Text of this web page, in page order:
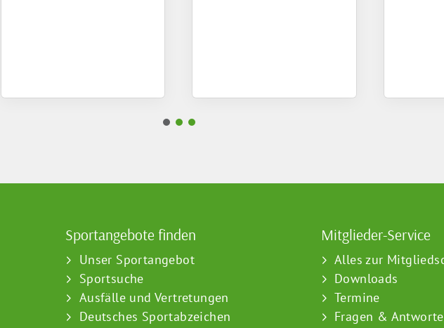
Sportangebote finden
Unser Sportangebot
Sportsuche
Ausfälle und Vertretungen
Deutsches Sportabzeichen
Mitglieder-Service
Alles zur
Downloads
Termine
Fragen &